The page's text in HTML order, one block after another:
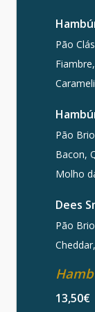
Pão
Pão
Bacon,
Molho
Dees
Pão
13,50€